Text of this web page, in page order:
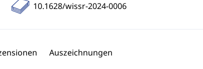
10.1628/wissr-2024-0006
Auszeichnungen